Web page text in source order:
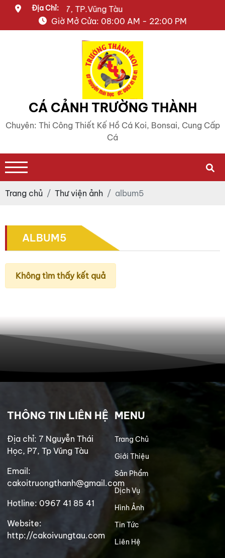
Địa Chỉ:
Thái Học, P.7, TP.Vũng Tàu
Giờ Mở Cửa: 08:00 AM - 22:00 PM
CÁ CẢNH TRƯỜNG THÀNH
Chuyên: Thi Công Thiết Kế Hồ Cá Koi, Bonsai, Cung Cấp
Cá
Trang chủ Thư viện ảnh album5
ALBUM5
Không tìm thấy kết quả
THÔNG TIN LIÊN HỆ
Địa chỉ: 7 Nguyễn Thái
Học, P7, Tp Vũng Tàu
Email:
cakoitruongthanh@gmail.com
Hotline: 0967 41 85 41
Website:
http://cakoivungtau.com
MENU
Trang Chủ
Giới Thiệu
Sản Phẩm
Dịch Vụ
Hình Ảnh
Tin Tức
Liên Hệ